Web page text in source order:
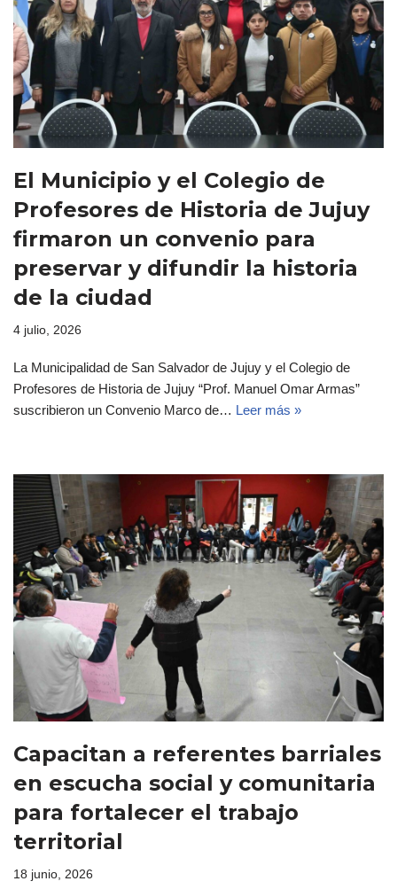
El Municipio y el Colegio de
Profesores de Historia de Jujuy
firmaron un convenio para
preservar y difundir la historia
de la ciudad
4 julio, 2026
La Municipalidad de San Salvador de Jujuy y el Colegio de
Profesores de Historia de Jujuy “Prof. Manuel Omar Armas”
suscribieron un Convenio Marco de… Leer más »
Capacitan a referentes barriales
en escucha social y comunitaria
para fortalecer el trabajo
territorial
18 junio, 2026